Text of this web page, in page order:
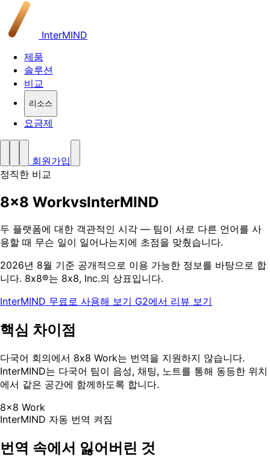
InterMIND
제품
솔루션
비교
리소스
요금제
회원가입
정직한 비교
8x8 WorkvsInterMIND
두 플랫폼에 대한 객관적인 시각 — 팀이 서로 다른 언어를 사
용할 때 무슨 일이 일어나는지에 초점을 맞췄습니다.
2026년 8월 기준 공개적으로 이용 가능한 정보를 바탕으로 합
니다. 8x8®는 8x8, Inc.의 상표입니다.
InterMIND 무료로 사용해 보기 G2에서 리뷰 보기
핵심 차이점
다국어 회의에서 8x8 Work는 번역을 지원하지 않습니다.
InterMIND는 다국어 팀이 음성, 채팅, 노트를 통해 동등한 위치
에서 같은 공간에 함께하도록 합니다.
8x8 Work
InterMIND 자동 번역 켜짐
번역 속에서 잃어버린 것